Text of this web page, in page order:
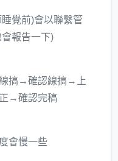
覺前)會以聯繫管
報告一下)
搞→確認線搞→上
→確認完稿
會慢一些